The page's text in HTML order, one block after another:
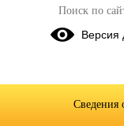
Версия
Сведения